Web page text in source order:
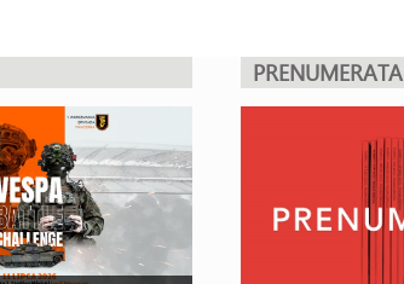
PRENUMERATA